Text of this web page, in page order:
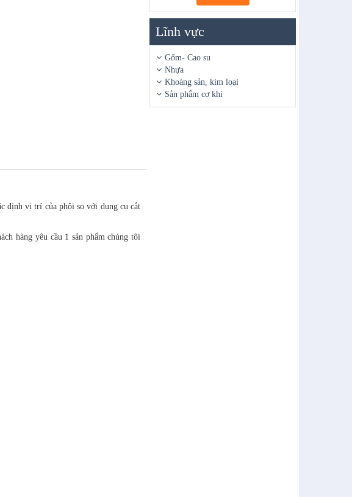
Lĩnh vực
Gốm- Cao su
Nhựa
Khoáng sản, kim loại
Sản phẩm cơ khí
định vị trí của phôi so với dụng cụ cắt
hàng yêu cầu 1 sản phẩm chúng tôi